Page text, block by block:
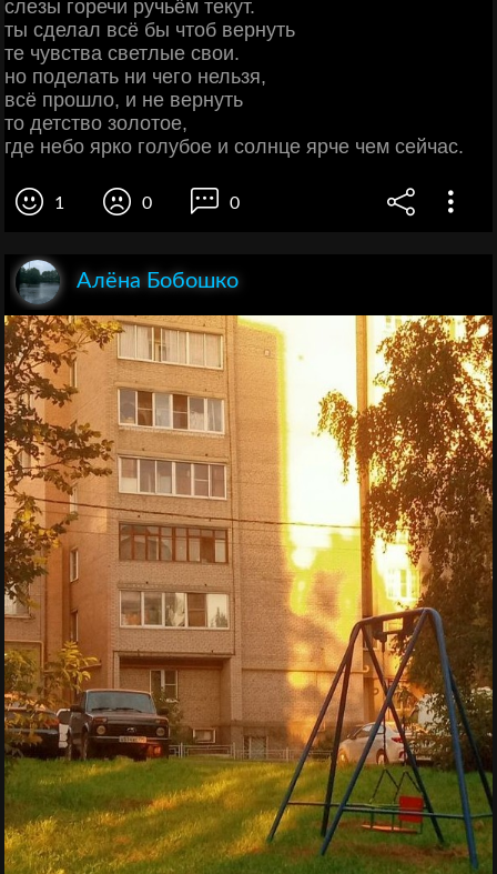
слезы горечи ручьём текут.
ты сделал всё бы чтоб вернуть
те чувства светлые свои.
но поделать ни чего нельзя,
всё прошло, и не вернуть
то детство золотое,
где небо ярко голубое и солнце ярче чем сейчас.
1 0 0
Алёна Бобошко